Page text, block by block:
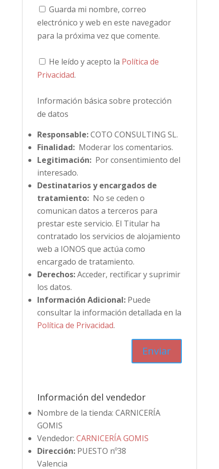
Guarda mi nombre, correo
electrónico y web en este navegador
para la próxima vez que comente.
He leído y acepto la Política de
Privacidad.
Información básica sobre protección
de datos
Responsable:COTO CONSULTING SL.
Finalidad:Moderar los comentarios.
Legitimación:Por consentimiento del
interesado.
Destinatarios y encargados de
tratamiento:No se ceden o
comunican datos a terceros para
prestar este servicio. El Titular ha
contratado los servicios de alojamiento
web a IONOS que actúa como
encargado de tratamiento.
Derechos:Acceder, rectificar y suprimir
los datos.
Información Adicional:Puede
consultar la información detallada en la
Política de Privacidad.
Información del vendedor
Nombre de la tienda: CARNICERÍA
GOMIS
Vendedor: CARNICERÍA GOMIS
Dirección: PUESTO nº38
Valencia